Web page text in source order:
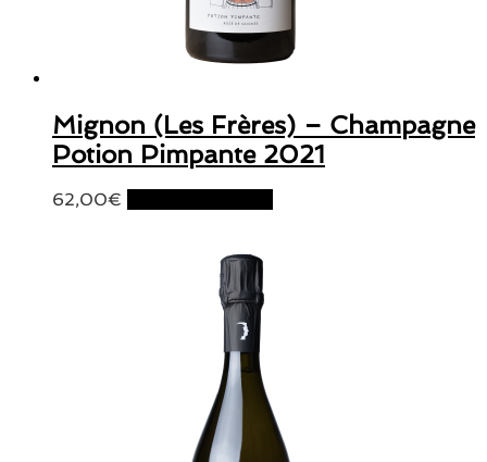
Mignon (Les Frères) – Champagne
Potion Pimpante 2021
62,00€